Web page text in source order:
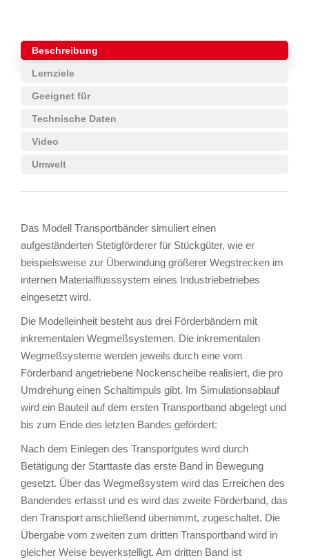
Beschreibung
Lernziele
Geeignet für
Technische Daten
Video
Umwelt
Das Modell Transportbänder simuliert einen
aufgeständerten Stetigförderer für Stückgüter, wie er
beispielsweise zur Überwindung größerer Wegstrecken im
internen Materialflusssystem eines Industriebetriebes
eingesetzt wird.
Die Modelleinheit besteht aus drei Förderbändern mit
inkrementalen Wegmeßsystemen. Die inkrementalen
Wegmeßsysteme werden jeweils durch eine vom
Förderband angetriebene Nockenscheibe realisiert, die pro
Umdrehung einen Schaltimpuls gibt. Im Simulationsablauf
wird ein Bauteil auf dem ersten Transportband abgelegt und
bis zum Ende des letzten Bandes gefördert:
Nach dem Einlegen des Transportgutes wird durch
Betätigung der Starttaste das erste Band in Bewegung
gesetzt. Über das Wegmeßsystem wird das Erreichen des
Bandendes erfasst und es wird das zweite Förderband, das
den Transport anschließend übernimmt, zugeschaltet. Die
Übergabe vom zweiten zum dritten Transportband wird in
gleicher Weise bewerkstelligt. Am dritten Band ist